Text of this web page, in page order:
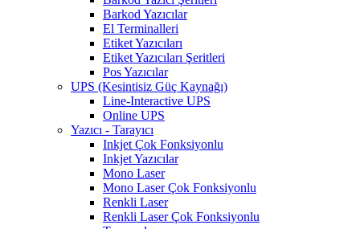
Barkod Yazıcılar
El Terminalleri
Etiket Yazıcıları
Etiket Yazıcıları Şeritleri
Pos Yazıcılar
UPS (Kesintisiz Güç Kaynağı)
Line-Interactive UPS
Online UPS
Yazıcı - Tarayıcı
Inkjet Çok Fonksiyonlu
Inkjet Yazıcılar
Mono Laser
Mono Laser Çok Fonksiyonlu
Renkli Laser
Renkli Laser Çok Fonksiyonlu